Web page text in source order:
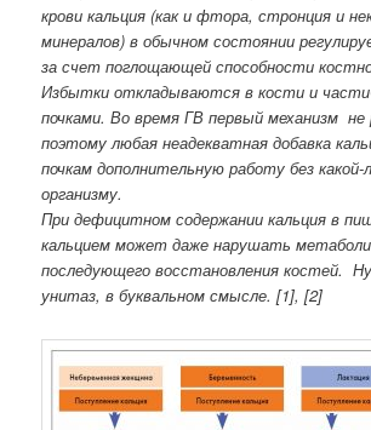
крови кальция (как и фтора, стронция и
минералов) в обычном состоянии
за счет поглощающей способности
Избытки откладываются в кости и
почками. Во время ГВ первый механизм
поэтому любая неадекватная добавка
почкам дополнительную работу без какой-
организму.
При дефицитном содержании кальция в
кальцием может даже нарушать
последующего восстановления костей.
унитаз, в буквальном смысле. [1], [2]